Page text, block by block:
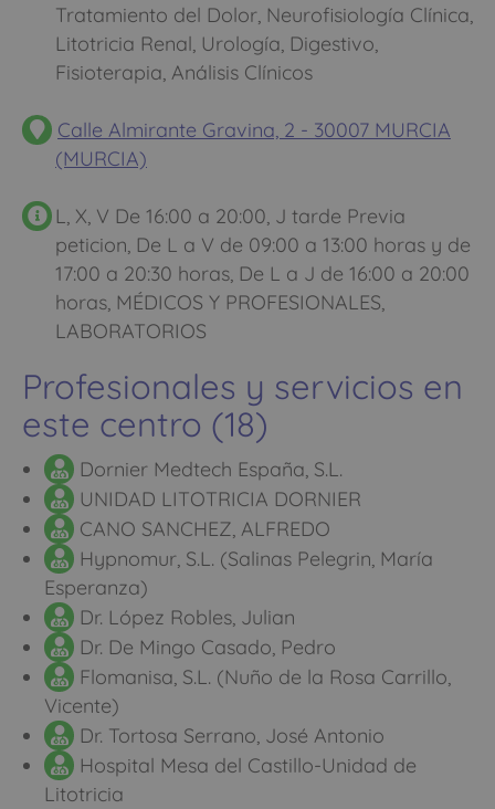
Tratamiento del Dolor, Neurofisiología Clínica,
Litotricia Renal, Urología, Digestivo,
Fisioterapia, Análisis Clínicos
Calle Almirante Gravina, 2 - 30007 MURCIA
(MURCIA)
L, X, V De 16:00 a 20:00, J tarde Previa
peticion, De L a V de 09:00 a 13:00 horas y de
17:00 a 20:30 horas, De L a J de 16:00 a 20:00
horas, MÉDICOS Y PROFESIONALES,
LABORATORIOS
Profesionales y servicios en
este centro (18)
Dornier Medtech España, S.L.
UNIDAD LITOTRICIA DORNIER
CANO SANCHEZ, ALFREDO
Hypnomur, S.L. (Salinas Pelegrin, María
Esperanza)
Dr. López Robles, Julian
Dr. De Mingo Casado, Pedro
Flomanisa, S.L. (Nuño de la Rosa Carrillo,
Vicente)
Dr. Tortosa Serrano, José Antonio
Hospital Mesa del Castillo-Unidad de
Litotricia